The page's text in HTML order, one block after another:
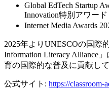
Global EdTech Startup
Innovation特別アワード
Internet Media Awards
2025年よりUNESCOの国際
Information Literacy Alliance
育の国際的な普及に貢献して
公式サイト: https://classroom-